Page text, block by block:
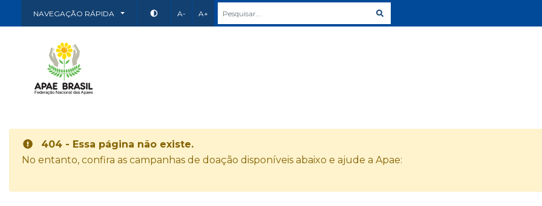
NAVEGAÇÃO RÁPIDA A- A+
404 - Essa página não existe.
No entanto, confira as campanhas de doação disponíveis abaixo e ajude a Apae: